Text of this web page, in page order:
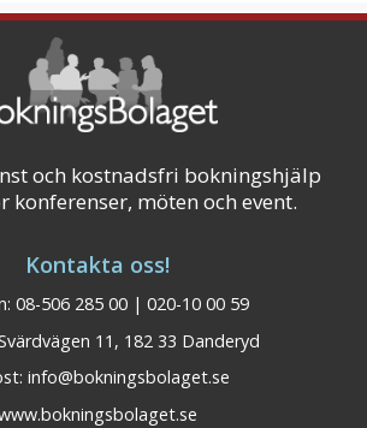
och kostnadsfri bokningshjälp
konferenser, möten och event.
Kontakta oss!
08-506 285 00 | 020-10 00 59
11, 182 33 Danderyd
info@bokningsbolaget.se